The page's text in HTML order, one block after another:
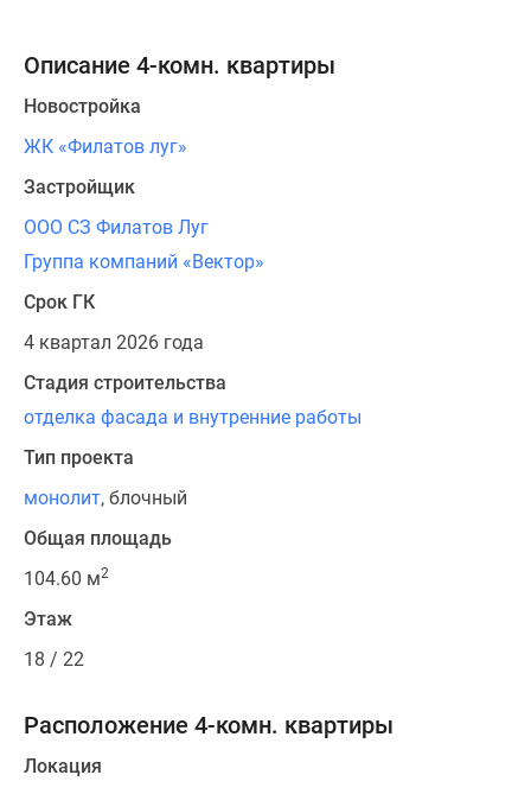
Описание 4-комн. квартиры
Новостройка
ЖК «Филатов луг»
Застройщик
ООО СЗ Филатов Луг
Группа компаний «Вектор»
Срок ГК
4 квартал 2026 года
Стадия строительства
отделка фасада и внутренние работы
Тип проекта
монолит, блочный
Общая площадь
104.60 м2
Этаж
18 / 22
Расположение 4-комн. квартиры
Локация